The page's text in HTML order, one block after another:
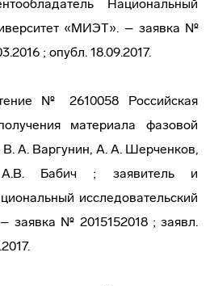
Национальный
«МИЭТ». – заявка №
; опубл. 18.09.2017.
№ 2610058 Российская
материала фазовой
А. Варгунин, А. А. Шерченков,
Бабич ; заявитель и
исследовательский
заявка № 2015152018 ; заявл.